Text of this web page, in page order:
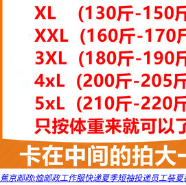
蕉京邮政t恤邮政工作服快递夏季短袖投递员工装